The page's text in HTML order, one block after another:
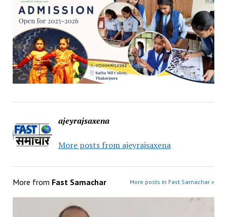
ajeyrajsaxena
More posts from ajeyrajsaxena
More from Fast Samachar More posts in Fast Samachar »